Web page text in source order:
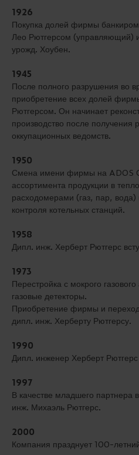
1926
Покупка долей фирмы банкиром
Лео Рютгерсом (управляющий)
урожд. Хоубен.
1945
После полного разрушения во
приобретение всех долей
Рютгерсом. Он начинает
производство после получения
оккупационных ведомств.
1950
Смена имени фирмы на ADOS
ассортимента продукции в
расходомерами (газ, пар, вода)
контроля котельных станций.
1958
Дипл. инж. Херберт Рютгерс
1973
Перестройка с мокрого
газовые детекторы.
Приобретение фирмы и
дипл. инж. Херберту Рютгерсу.
1990
Дипл. инженер Херберт
1997
В качестве младшего партнера
инж. Михаэль Рютгерс.
2000
Компания празднует 100-